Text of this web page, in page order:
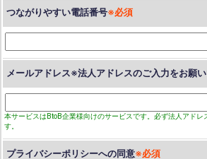
つながりやすい電話番号
メールアドレス※法人アドレスのご入力をお願い
本サービスはBtoB企業様向けのサービスです。必ず法人アドレ
す。
プライバシーポリシーへの同意